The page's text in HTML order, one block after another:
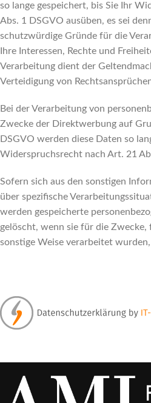
so lange gespeichert, bis Sie Ihr
Abs. 1 DSGVO ausüben, es sei
schutzwürdige Gründe für die
Ihre Interessen, Rechte und
Verarbeitung dient der
Verteidigung von
Bei der Verarbeitung von
Zwecke der Direktwerbung auf
DSGVO werden diese Daten so
Widerspruchsrecht nach Art. 21
Sofern sich aus den sonstigen
über spezifische
werden gespeicherte
gelöscht, wenn sie für die
sonstige Weise verarbeitet